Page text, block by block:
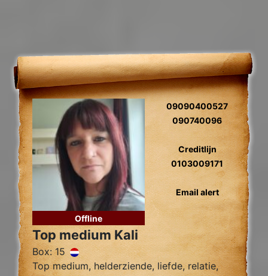
Offline
09090400527
090740096
Creditlijn
0103009171
Email alert
Top medium Kali
Box: 15
Top medium, helderziende, liefde, relatie,